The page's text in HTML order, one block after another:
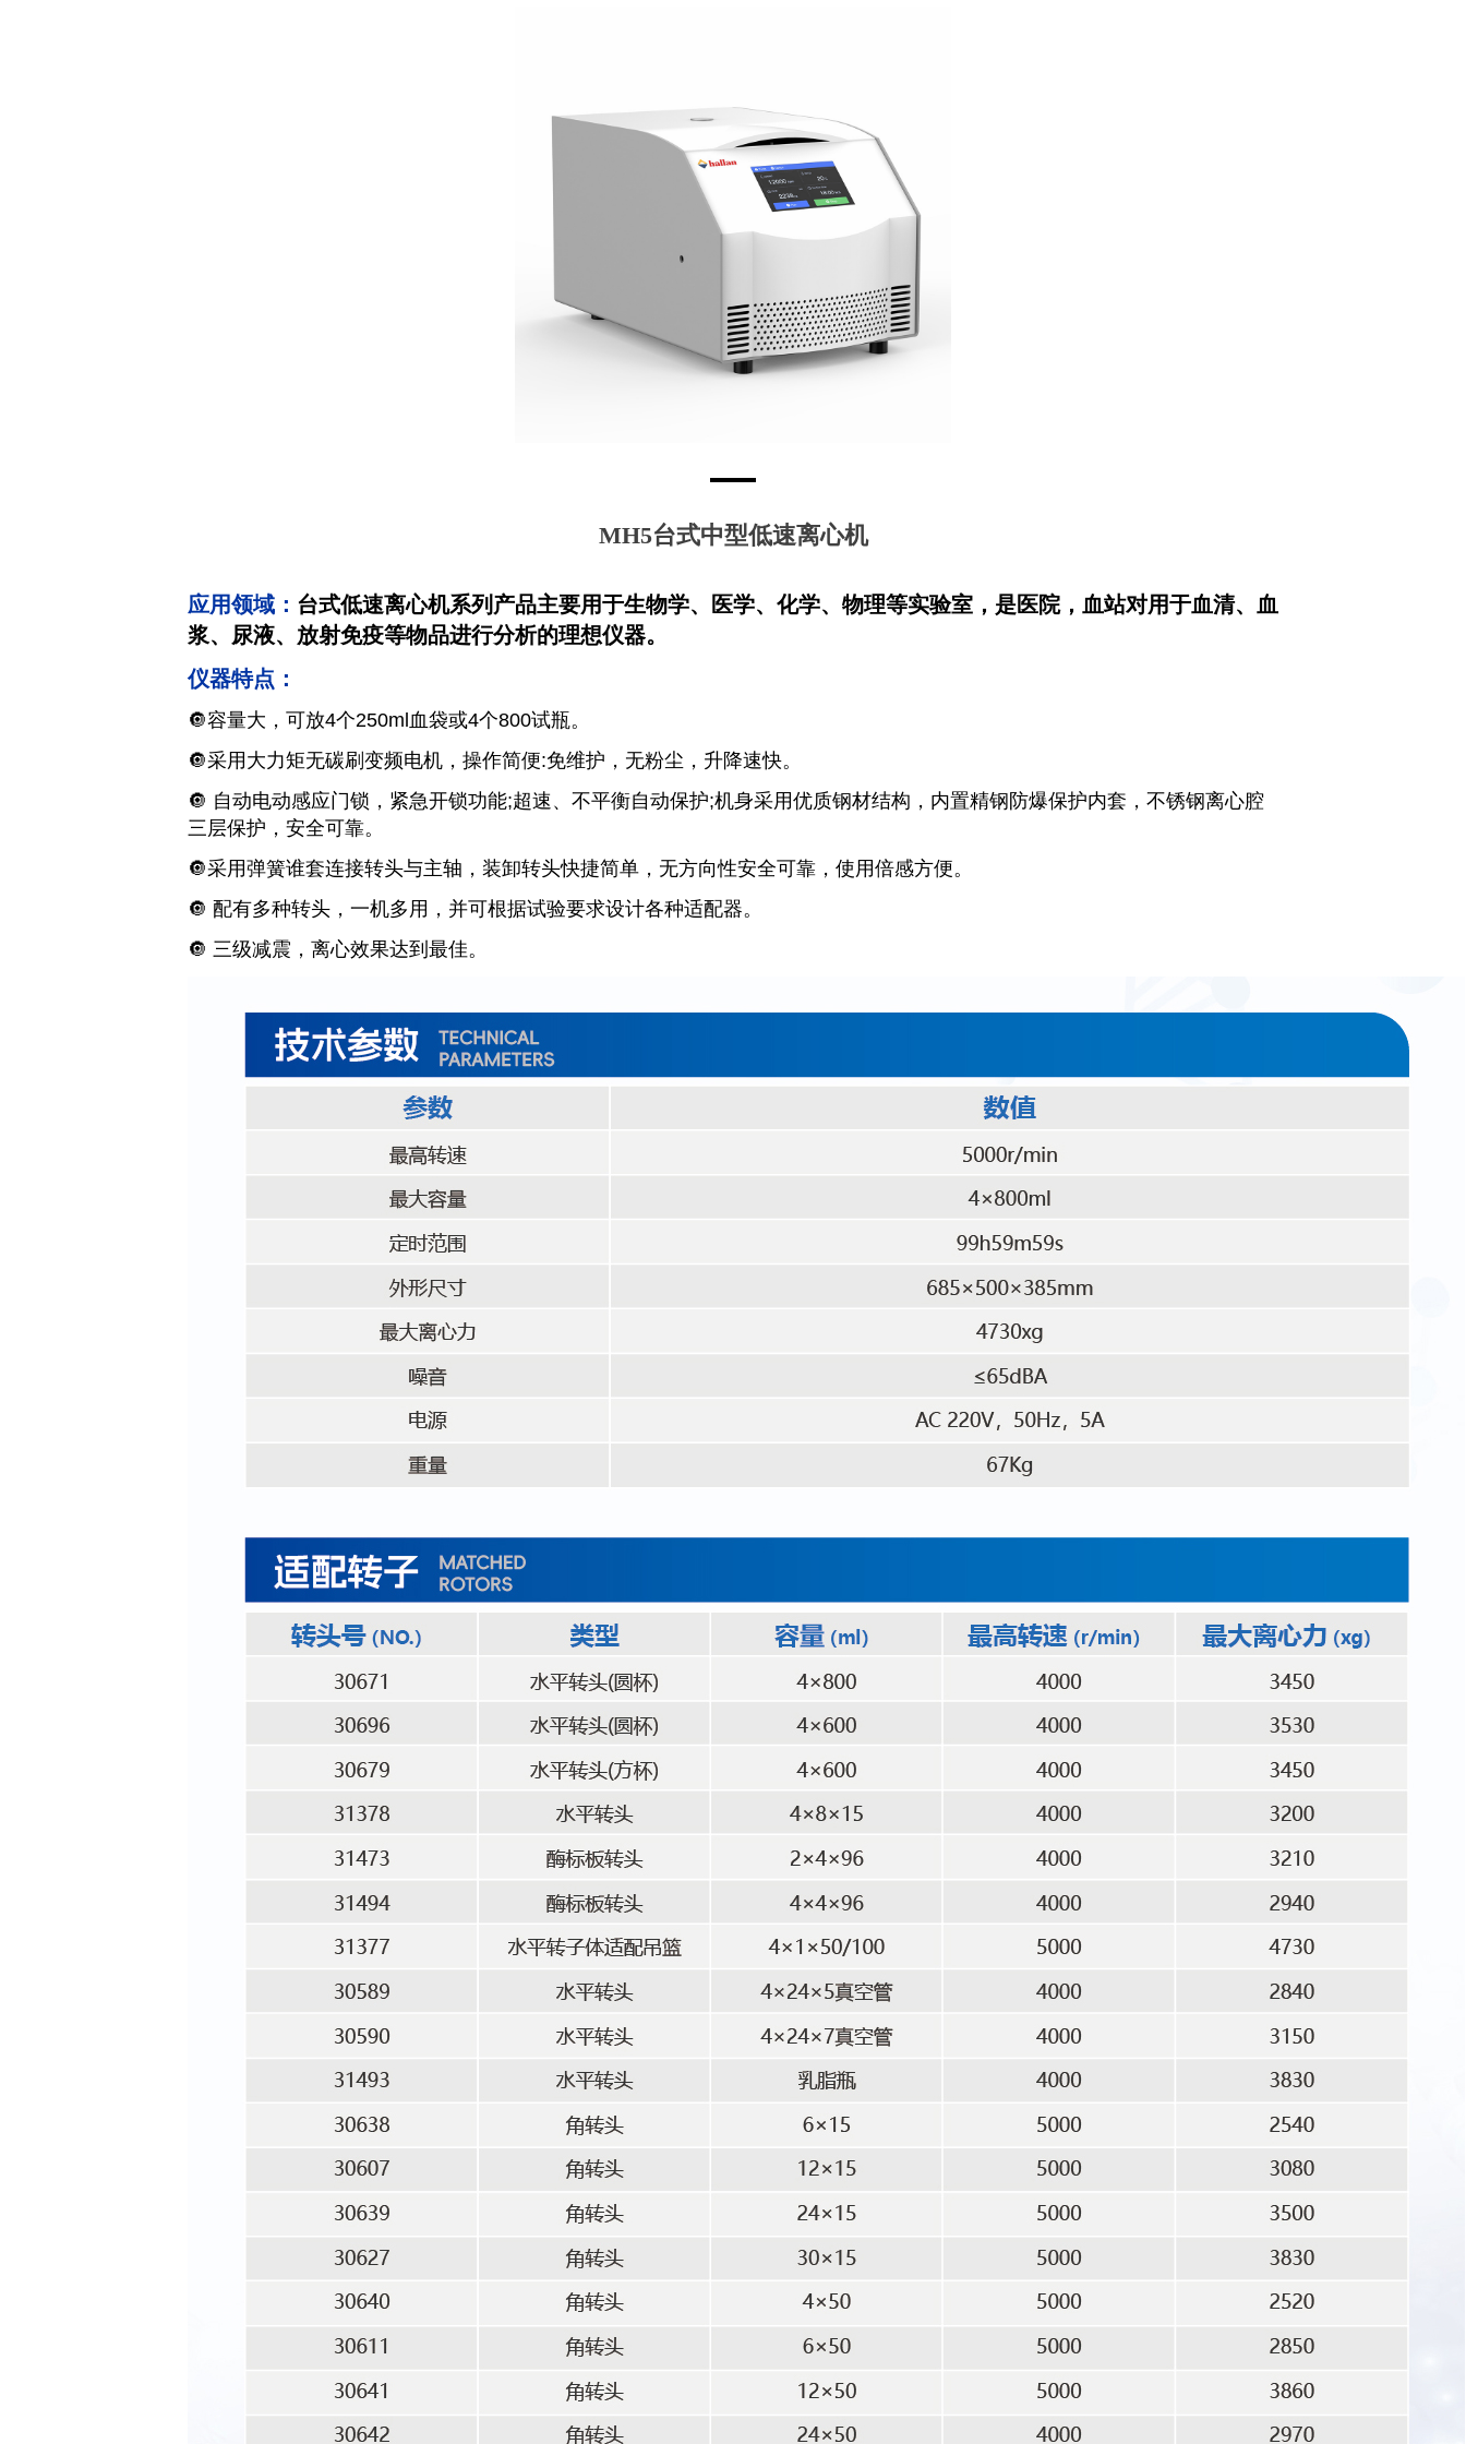
MH5台式中型低速离心机
应用领域： 台式低速离心机系列产品主要用于生物学、医学、化学、物理等实验室，是医院，血站对用于血清、血
浆、尿液、放射免疫等物品进行分析的理想仪器。
仪器特点：
🔘容量大，可放4个250ml血袋或4个800试瓶。
🔘采用大力矩无碳刷变频电机，操作简便:免维护，无粉尘，升降速快。
🔘 自动电动感应门锁，紧急开锁功能;超速、不平衡自动保护;机身采用优质钢材结构，内置精钢防爆保护内套，不锈钢离心腔
三层保护，安全可靠。
🔘采用弹簧谁套连接转头与主轴，装卸转头快捷简单，无方向性安全可靠，使用倍感方便。
🔘 配有多种转头，一机多用，并可根据试验要求设计各种适配器。
🔘 三级减震，离心效果达到最佳。